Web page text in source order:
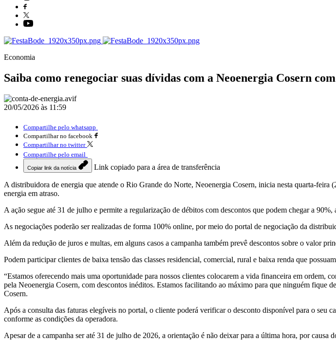
Economia
Saiba como renegociar suas dívidas com a Neoenergia Cosern
20/05/2026 às 11:59
Compartilhe pelo whatsapp
Compartilhar no facebook
Compartilhar no twitter
Compartilhe pelo email
Copiar link da notícia Link copiado para a área de transferência
A distribuidora de energia que atende o Rio Grande do Norte, Neoenergia Cosern, inicia nesta quarta-
energia em atraso.
A ação segue até 31 de julho e permite a regularização de débitos com descontos que podem chegar a
As negociações poderão ser realizadas de forma 100% online, por meio do portal de negociação da
Além da redução de juros e multas, em alguns casos a campanha também prevê descontos sobre o valor
Podem participar clientes de baixa tensão das classes residencial, comercial, rural e baixa renda que
“Estamos oferecendo mais uma oportunidade para nossos clientes colocarem a vida financeira em ordem,
pela Neoenergia Cosern, com descontos inéditos. Estamos facilitando ao máximo para que ninguém fique
Cosern.
Após a consulta das faturas elegíveis no portal, o cliente poderá verificar o desconto disponível para o seu
conforme as condições da operadora.
Apesar de a campanha ser até 31 de julho de 2026, a orientação é não deixar para a última hora, por